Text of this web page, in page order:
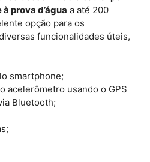
prova d’água a até 200
opção para os
funcionalidades úteis,
smartphone;
acelerômetro usando o GPS
Bluetooth;